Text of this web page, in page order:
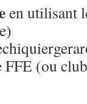
en utilisant
(ou